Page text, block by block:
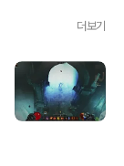
더보기